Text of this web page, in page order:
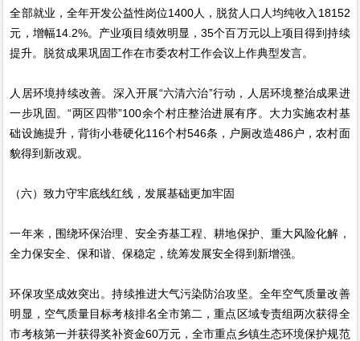
全部就业，全年开发公益性岗位1400人，脱贫人口人均纯收入18152
元，增幅14.2%。产业项目绩效明显，35个百万元以上项目得到持续
提升。脱贫成果巩固工作在市委农村工作会议上作典型发言。
人居环境持续改善。深入开展“六清六治”行动，人居环境整治成果进
一步巩固。“两区四带”100余个村庄整治进展有序。大力实施农村基
础设施提升，背街小巷硬化116个村546条，户厕改造486户，农村面
貌得到新改观。
（六）致力守牢底线红线，发展基础更加牢固
一年来，围绕环保治理、安全夯基工程、耕地保护、重大风险化解，
全力保安全、保和谐、保稳定，统筹发展安全得到新增强。
环保攻坚成效突出。持续推进大气污染防治攻坚。全年空气质量改善
明显，空气质量目标考核排名全市第二，重点区域专责组两次获得全
市考核第一并获得奖补资金60万元，全市重点乡镇生态环境保护规范